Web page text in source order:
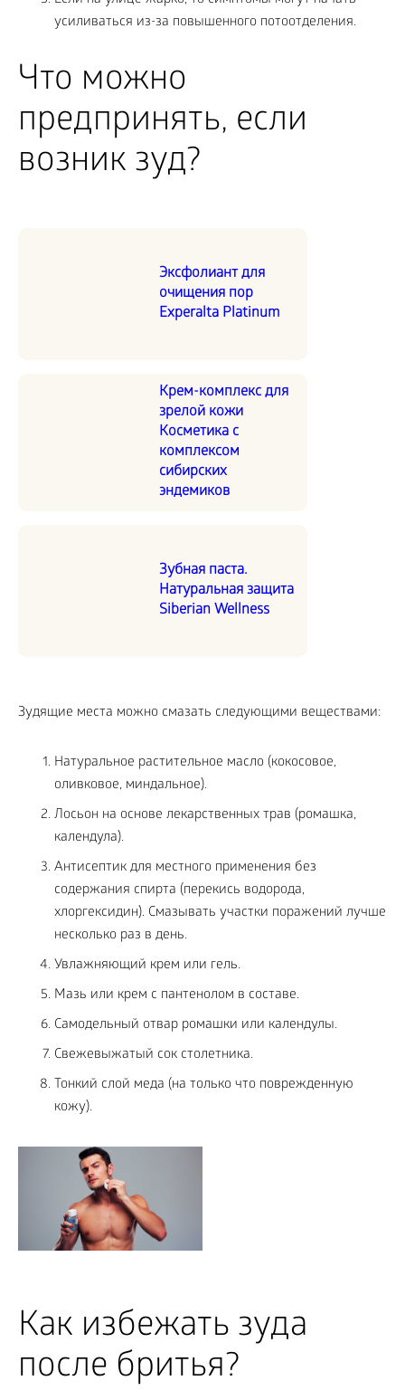
усиливаться из-за повышенного потоотделения.
Что можно
предпринять, если
возник зуд?
Эксфолиант для
очищения пор
Experalta Platinum
Крем-комплекс для
зрелой кожи
Косметика с
комплексом
сибирских
эндемиков
Зубная паста.
Натуральная защита
Siberian Wellness
Зудящие места можно смазать следующими веществами:
Натуральное растительное масло (кокосовое,
оливковое, миндальное).
Лосьон на основе лекарственных трав (ромашка,
календула).
Антисептик для местного применения без
содержания спирта (перекись водорода,
хлоргексидин). Смазывать участки поражений лучше
несколько раз в день.
Увлажняющий крем или гель.
Мазь или крем с пантенолом в составе.
Самодельный отвар ромашки или календулы.
Свежевыжатый сок столетника.
Тонкий слой меда (на только что поврежденную
кожу).
Как избежать зуда
после бритья?